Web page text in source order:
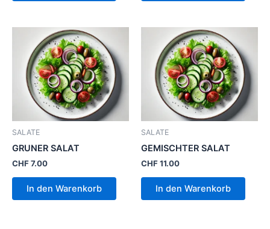
SALATE
GRUNER SALAT
CHF7.00
In den Warenkorb
SALATE
GEMISCHTER SALAT
CHF11.00
In den Warenkorb